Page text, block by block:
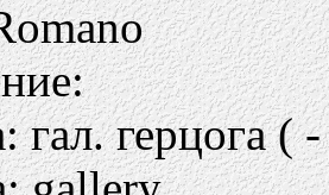
гал. герцога (